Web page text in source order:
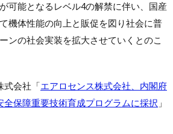
可能となるレベル4の解禁に伴い、国産
機体性能の向上と販促を図り社会に普
ンの社会実装を拡大させていくとのこ
式会社「エアロセンス株式会社、内閣府
全保障重要技術育成プログラムに採択 」